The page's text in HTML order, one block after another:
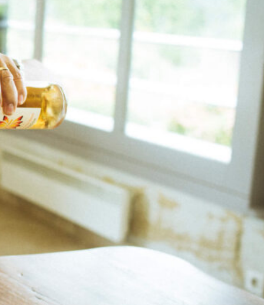
ヌ・アンリ・ルブルソー –
スピレーションを与えてくれ
るんだ」-ラ・シャブリジェ
「ノエラの名前がこれからも
残ってくれたらなって、そう
思うの」-ドメーヌ・ミシェ
ル・ノエラ-
COLUMN